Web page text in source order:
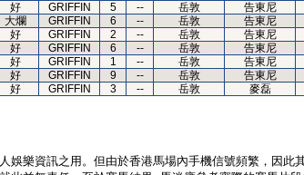
好 GRIFFIN 5 -- 岳敦 告東尼
大爛 GRIFFIN 6 -- 岳敦 告東尼
好 GRIFFIN 2 -- 岳敦 告東尼
好 GRIFFIN 6 -- 岳敦 告東尼
好 GRIFFIN 1 -- 岳敦 告東尼
好 GRIFFIN 9 -- 岳敦 告東尼
好 GRIFFIN 3 -- 岳敦 麥磊
娛樂資訊之用。但由於香港馬場內手機信號頻繁，因